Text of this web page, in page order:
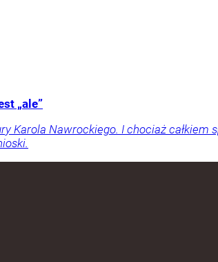
„ale”
Karola Nawrockiego. I chociaż całkiem